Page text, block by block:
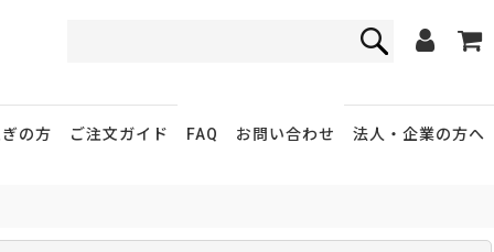
法人・企業の方へ
ご注文ガイド
の方 FAQ お問い合わせ